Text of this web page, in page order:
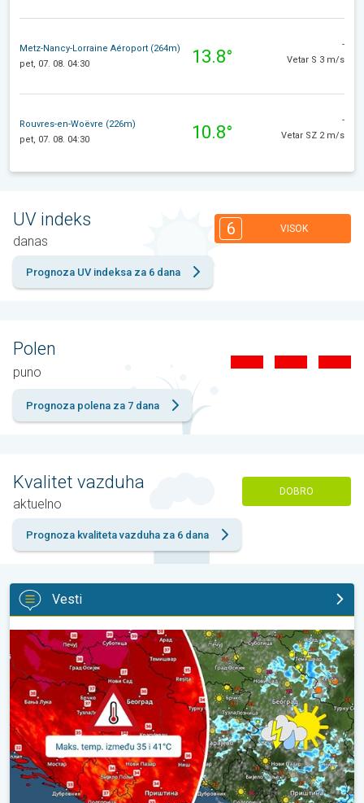
Metz-Nancy-Lorraine Aéroport (264m)
pet, 07. 08. 04:30
13.8°
-
Vetar S 3 m/s
Rouvres-en-Woëvre (226m)
pet, 07. 08. 04:30
10.8°
-
Vetar SZ 2 m/s
UV indeks
danas
6 VISOK
Prognoza UV indeksa za 6 dana
Polen
puno
Prognoza polena za 7 dana
Kvalitet vazduha
aktuelno
DOBRO
Prognoza kvaliteta vazduha za 6 dana
Vesti
Vruće, ali i malo nestabilnije. Neznatno svežije u subotu. . .